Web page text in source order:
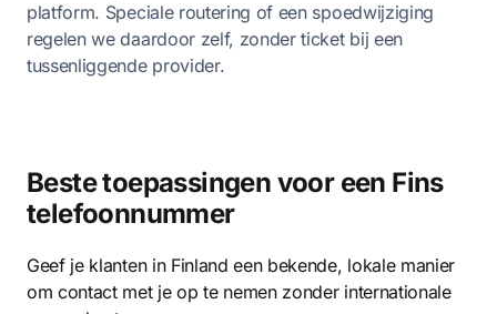
platform. Speciale routering of een spoedwijziging
regelen we daardoor zelf, zonder ticket bij een
tussenliggende provider.
Beste toepassingen voor een Fins
telefoonnummer
Geef je klanten in Finland een bekende, lokale manier
om contact met je op te nemen zonder internationale